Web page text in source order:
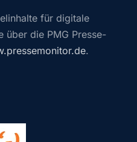
für digitale
über die PMG Presse-
.